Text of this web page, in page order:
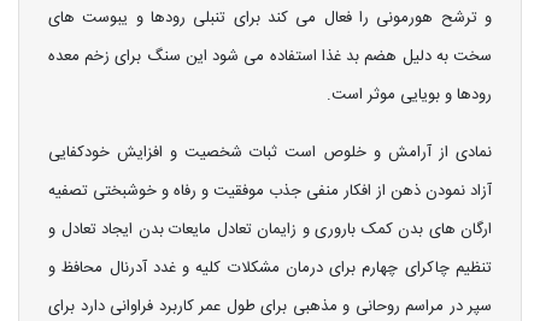
و ترشح هورمونی را فعال می کند برای تنبلی رودها و یبوست های
سخت به دلیل هضم بد غذا استفاده می شود این سنگ برای زخم معده
رودها و بویایی موثر است.
نمادی از آرامش و خلوص است ثبات شخصیت و افزایش خودکفایی
آزاد نمودن ذهن از افکار منفی جذب موفقیت و رفاه و خوشبختی تصفیه
ارگان های بدن کمک باروری و زایمان تعادل مایعات بدن ایجاد تعادل و
تنظیم چاکرای چهارم برای درمان مشکلات کلیه و غدد آدرنال محافظ و
سپر در مراسم روحانی و مذهبی برای طول عمر کاربرد فراوانی دارد برای